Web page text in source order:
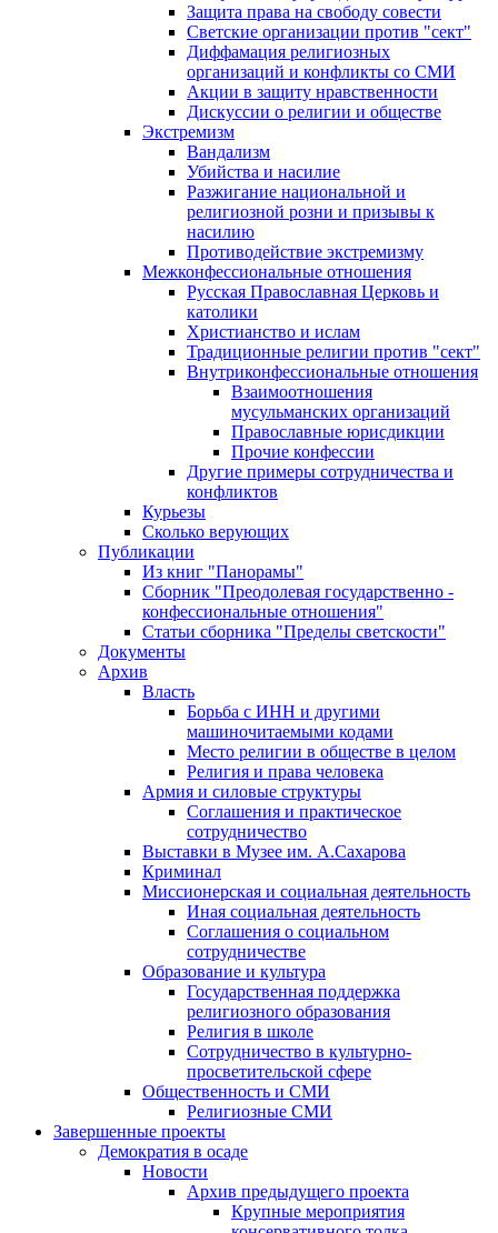
Защита права на свободу совести
Светские организации против "сект"
Диффамация религиозных
организаций и конфликты со СМИ
Акции в защиту нравственности
Дискуссии о религии и обществе
Экстремизм
Вандализм
Убийства и насилие
Разжигание национальной и
религиозной розни и призывы к
насилию
Противодействие экстремизму
Межконфессиональные отношения
Русская Православная Церковь и
католики
Христианство и ислам
Традиционные религии против "сект"
Внутриконфессиональные отношения
Взаимоотношения
мусульманских организаций
Православные юрисдикции
Прочие конфессии
Другие примеры сотрудничества и
конфликтов
Курьезы
Сколько верующих
Публикации
Из книг "Панорамы"
Сборник "Преодолевая государственно -
конфессиональные отношения"
Статьи сборника "Пределы светскости"
Документы
Архив
Власть
Борьба с ИНН и другими
машиночитаемыми кодами
Место религии в обществе в целом
Религия и права человека
Армия и силовые структуры
Соглашения и практическое
сотрудничество
Выставки в Музее им. А.Сахарова
Криминал
Миссионерская и социальная деятельность
Иная социальная деятельность
Соглашения о социальном
сотрудничестве
Образование и культура
Государственная поддержка
религиозного образования
Религия в школе
Сотрудничество в культурно-
просветительской сфере
Общественность и СМИ
Религиозные СМИ
Завершенные проекты
Демократия в осаде
Новости
Архив предыдущего проекта
Крупные мероприятия